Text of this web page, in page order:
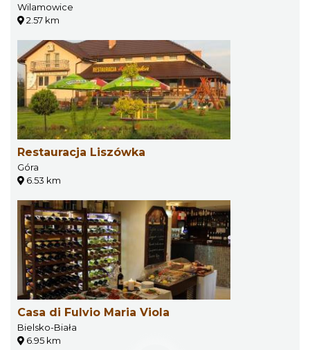
Wilamowice
2.57 km
Restauracja Liszówka
Góra
6.53 km
Casa di Fulvio Maria Viola
Bielsko-Biała
6.95 km